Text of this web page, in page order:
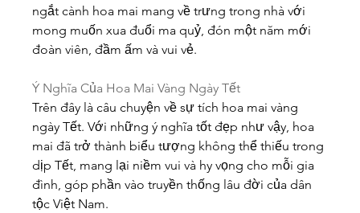
ngắt cành hoa mai mang về trưng trong nhà với
mong muốn xua đuổi ma quỷ, đón một năm mới
đoàn viên, đầm ấm và vui vẻ.
Ý Nghĩa Của Hoa Mai Vàng Ngày Tết
Trên đây là câu chuyện về sự tích hoa mai vàng
ngày Tết. Với những ý nghĩa tốt đẹp như vậy, hoa
mai đã trở thành biểu tượng không thể thiếu trong
dịp Tết, mang lại niềm vui và hy vọng cho mỗi gia
đình, góp phần vào truyền thống lâu đời của dân
tộc Việt Nam.